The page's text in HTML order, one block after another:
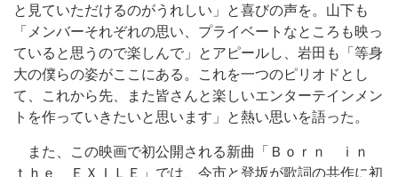
と見ていただけるのがうれしい」と喜びの声を。山下も
「メンバーそれぞれの思い、プライベートなところも映っ
ていると思うので楽しんで」とアピールし、岩田も「等身
大の僕らの姿がここにある。これを一つのピリオドとし
て、これから先、また皆さんと楽しいエンターテインメン
トを作っていきたいと思います」と熱い思いを語った。
また、この映画で初公開される新曲「Ｂｏｒｎ ｉｎ
ｔｈｅ ＥＸＩＬＥ」では、今市と登坂が歌詞の共作に初